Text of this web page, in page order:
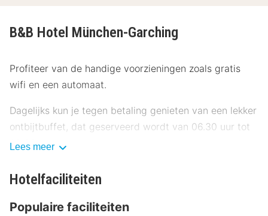
B&B Hotel München-Garching
Profiteer van de handige voorzieningen zoals gratis
wifi en een automaat.
Dagelijks kun je tegen betaling genieten van een lekker
ontbijtbuffet, dat geserveerd wordt van 06.30 uur tot
09.30 uur.
automaat. Ter plaatse heb je gratis parkeerplaatsen.
Overnacht in één van de 83 kamers met een
Lees meer
Hotelfaciliteiten
Populaire faciliteiten